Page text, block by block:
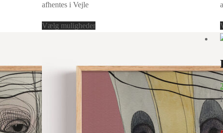
afhentes i Vejle
Vælg mulighederDette
flere
varianter.
Mulighederne